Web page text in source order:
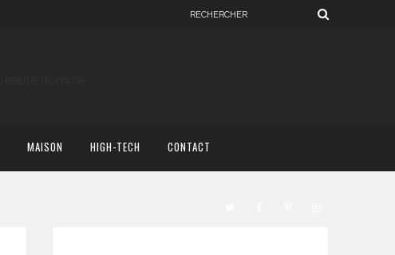
MAISON HIGH-TECH CONTACT